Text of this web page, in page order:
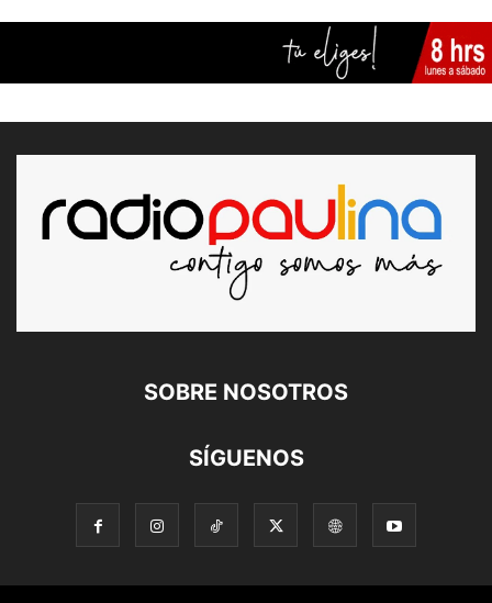
SOBRE NOSOTROS
SÍGUENOS